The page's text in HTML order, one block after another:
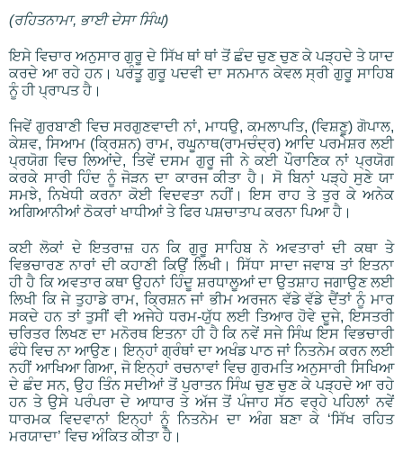
(ਰਹਿਤਨਾਮਾ, ਭਾਈ ਦੇਸਾ ਸਿੰਘ)
ਇਸੇ ਵਿਚਾਰ ਅਨੁਸਾਰ ਗੁਰੂ ਦੇ ਸਿੱਖ ਥਾਂ ਥਾਂ ਤੋਂ ਛੰਦ ਚੁਣ ਚੁਣ ਕੇ ਪੜ੍ਹਦੇ ਤੇ ਯਾਦ
ਕਰਦੇ ਆ ਰਹੇ ਹਨ। ਪਰੰਤੂ ਗੁਰੂ ਪਦਵੀ ਦਾ ਸਨਮਾਨ ਕੇਵਲ ਸ੍ਰੀ ਗੁਰੂ ਸਾਹਿਬ
ਨੂੰ ਹੀ ਪ੍ਰਾਪਤ ਹੈ।
ਜਿਵੇਂ ਗੁਰਬਾਣੀ ਵਿਚ ਸਰਗੁਣਵਾਦੀ ਨਾਂ, ਮਾਧਉ, ਕਮਲਾਪਤਿ, (ਵਿਸ਼ਣੂ) ਗੋਪਾਲ,
ਕੇਸ਼ਵ, ਸਿਆਮ (ਕ੍ਰਿਸ਼ਨ) ਰਾਮ, ਰਘੂਨਾਥ(ਰਾਮਚੰਦ੍ਰ) ਆਦਿ ਪਰਮੇਸ਼ਰ ਲਈ
ਪ੍ਰਯੋਗ ਵਿਚ ਲਿਆਂਦੇ, ਤਿਵੇਂ ਦਸਮ ਗੁਰੂ ਜੀ ਨੇ ਕਈ ਪੌਰਾਣਿਕ ਨਾਂ ਪ੍ਰਯੋਗ
ਕਰਕੇ ਸਾਰੀ ਹਿੰਦ ਨੂੰ ਜੋੜਨ ਦਾ ਕਾਰਜ ਕੀਤਾ ਹੈ। ਸੋ ਬਿਨਾਂ ਪੜ੍ਹੇ ਸੁਣੇ ਯਾ
ਸਮਝੇ, ਨਿਖੇਧੀ ਕਰਨਾ ਕੋਈ ਵਿਦਵਤਾ ਨਹੀਂ। ਇਸ ਰਾਹ ਤੇ ਤੁਰ ਕੇ ਅਨੇਕ
ਅਗਿਆਨੀਆਂ ਠੋਕਰਾਂ ਖਾਧੀਆਂ ਤੇ ਫਿਰ ਪਸ਼ਚਾਤਾਪ ਕਰਨਾ ਪਿਆ ਹੈ।
ਕਈ ਲੋਕਾਂ ਦੇ ਇਤਰਾਜ਼ ਹਨ ਕਿ ਗੁਰੂ ਸਾਹਿਬ ਨੇ ਅਵਤਾਰਾਂ ਦੀ ਕਥਾ ਤੇ
ਵਿਭਚਾਰਣ ਨਾਰਾਂ ਦੀ ਕਹਾਣੀ ਕਿਉਂ ਲਿਖੀ। ਸਿੱਧਾ ਸਾਦਾ ਜਵਾਬ ਤਾਂ ਇਤਨਾ
ਹੀ ਹੈ ਕਿ ਅਵਤਾਰ ਕਥਾ ਉਹਨਾਂ ਹਿੰਦੂ ਸ਼ਰਧਾਲੂਆਂ ਦਾ ਉਤਸ਼ਾਹ ਜਗਾਉਣ ਲਈ
ਲਿਖੀ ਕਿ ਜੇ ਤੁਹਾਡੇ ਰਾਮ, ਕ੍ਰਿਸ਼ਨ ਜਾਂ ਭੀਮ ਅਰਜਨ ਵੱਡੇ ਵੱਡੇ ਦੈਂਤਾਂ ਨੂੰ ਮਾਰ
ਸਕਦੇ ਹਨ ਤਾਂ ਤੁਸੀਂ ਵੀ ਅਜੇਹੇ ਧਰਮ-ਯੁੱਧ ਲਈ ਤਿਆਰ ਹੋਵੇ ਦੂਜੇ, ਇਸਤਰੀ
ਚਰਿਤਰ ਲਿਖਣ ਦਾ ਮਨੋਰਥ ਇਤਨਾ ਹੀ ਹੈ ਕਿ ਨਵੇਂ ਸਜੇ ਸਿੰਘ ਇਸ ਵਿਭਚਾਰੀ
ਫੰਧੇ ਵਿਚ ਨਾ ਆਉਣ। ਇਨ੍ਹਾਂ ਗ੍ਰੰਥਾਂ ਦਾ ਅਖੰਡ ਪਾਠ ਜਾਂ ਨਿਤਨੇਮ ਕਰਨ ਲਈ
ਨਹੀਂ ਆਖਿਆ ਗਿਆ, ਜੋ ਇਨ੍ਹਾਂ ਰਚਨਾਵਾਂ ਵਿਚ ਗੁਰਮਤਿ ਅਨੁਸਾਰੀ ਸਿਖਿਆ
ਦੇ ਛੰਦ ਸਨ, ਉਹ ਤਿੰਨ ਸਦੀਆਂ ਤੋਂ ਪੁਰਾਤਨ ਸਿੰਘ ਚੁਣ ਚੁਣ ਕੇ ਪੜ੍ਹਦੇ ਆ ਰਹੇ
ਹਨ ਤੇ ਉਸੇ ਪਰੰਪਰਾ ਦੇ ਆਧਾਰ ਤੇ ਅੱਜ ਤੋਂ ਪੰਜਾਹ ਸੱਠ ਵਰ੍ਹੇ ਪਹਿਲਾਂ ਨਵੇਂ
ਧਾਰਮਕ ਵਿਦਵਾਨਾਂ ਇਨ੍ਹਾਂ ਨੂੰ ਨਿਤਨੇਮ ਦਾ ਅੰਗ ਬਣਾ ਕੇ ‘ਸਿੱਖ ਰਹਿਤ
ਮਰਯਾਦਾ’ ਵਿਚ ਅੰਕਿਤ ਕੀਤਾ ਹੈ।